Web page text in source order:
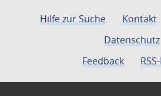
Hilfe zur Suche Kontakt
Datenschutz
Feedback